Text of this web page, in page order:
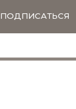
ПОДПИСАТЬСЯ